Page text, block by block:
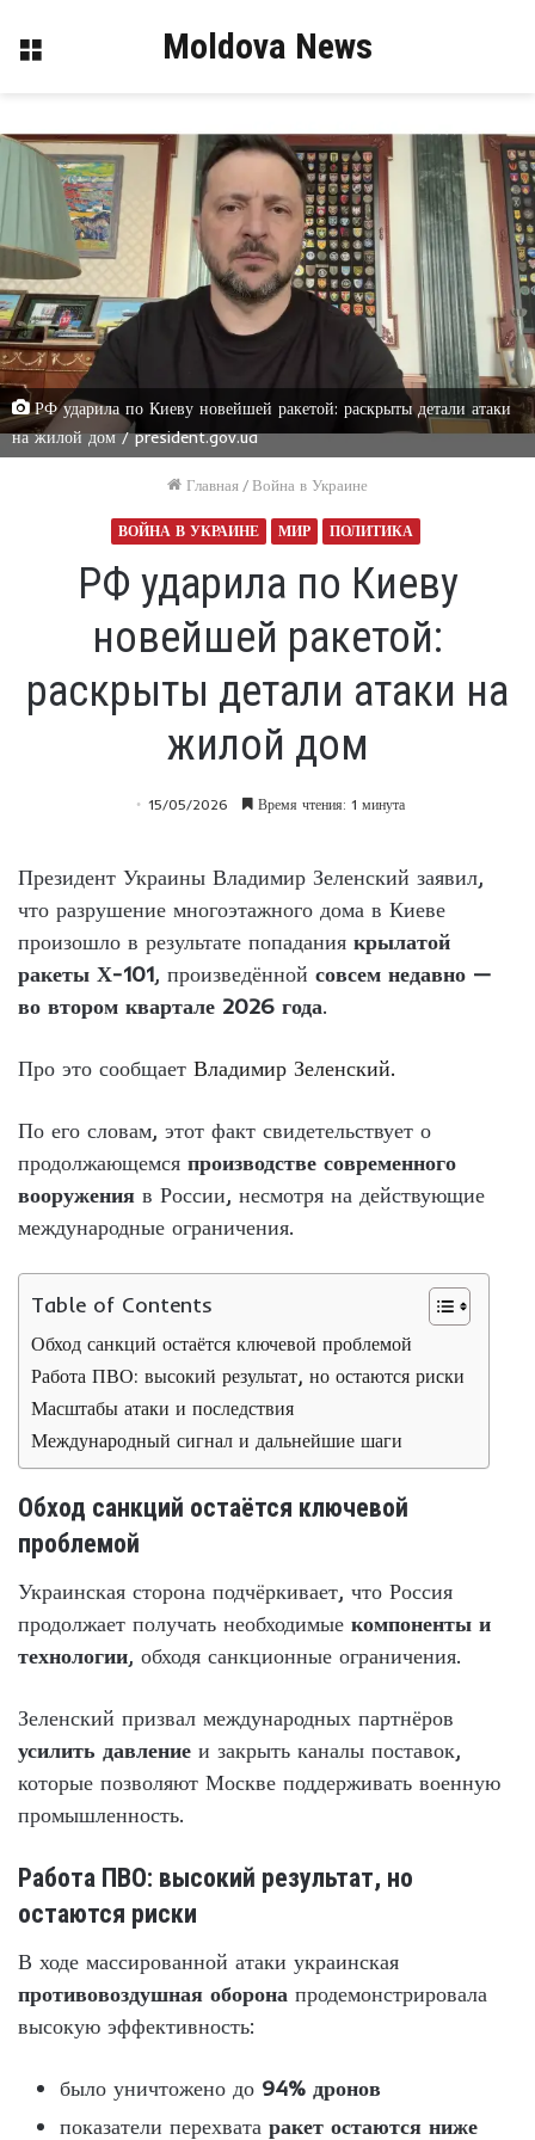
Меню Moldova News
РФ ударила по Киеву новейшей ракетой: раскрыты детали атаки
на жилой дом / president.gov.ua
Главная/Война в Украине
ВОЙНА В УКРАИНЕ МИР ПОЛИТИКА
РФ ударила по Киеву
новейшей ракетой:
раскрыты детали атаки на
жилой дом
15/05/2026 Время чтения: 1 минута
Президент Украины Владимир Зеленский заявил,
что разрушение многоэтажного дома в Киеве
произошло в результате попадания крылатой
ракеты Х-101, произведённой совсем недавно —
во втором квартале 2026 года.
Про это сообщает Владимир Зеленский.
По его словам, этот факт свидетельствует о
продолжающемся производстве современного
вооружения в России, несмотря на действующие
международные ограничения.
Table of Contents
Обход санкций остаётся ключевой проблемой
Работа ПВО: высокий результат, но остаются риски
Масштабы атаки и последствия
Международный сигнал и дальнейшие шаги
Обход санкций остаётся ключевой
проблемой
Украинская сторона подчёркивает, что Россия
продолжает получать необходимые компоненты и
технологии, обходя санкционные ограничения.
Зеленский призвал международных партнёров
усилить давление и закрыть каналы поставок,
которые позволяют Москве поддерживать военную
промышленность.
Работа ПВО: высокий результат, но
остаются риски
В ходе массированной атаки украинская
противовоздушная оборона продемонстрировала
высокую эффективность:
было уничтожено до 94% дронов
показатели перехвата ракет остаются ниже